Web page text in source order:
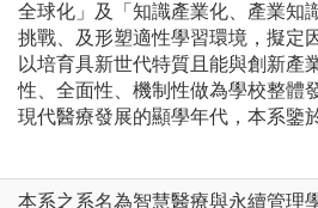
全球化」及「知識產業化、產業知
挑戰、及形塑適性學習環境，擬定
以培育具新世代特質且能與創新產
性、全面性、機制性做為學校整體
現代醫療發展的顯學年代，本系鑒
本系之系名為智慧醫療與永續管理